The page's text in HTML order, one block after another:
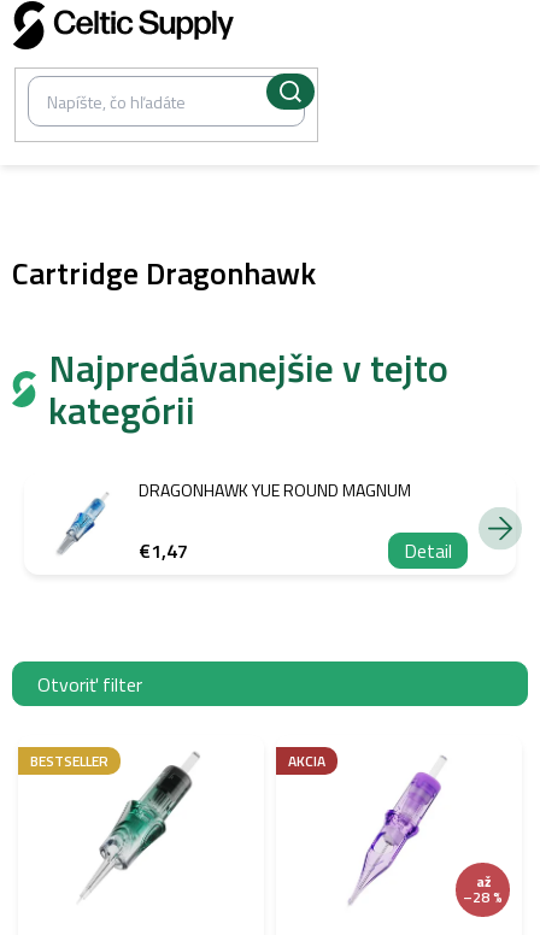
Prejsť
na
obsah
Cartridge Dragonhawk
Najpredávanejšie v tejto
kategórii
DRAGONHAWK YUE ROUND MAGNUM
€1,47 Detail
Otvoriť filter
V
ý BESTSELLER AKCIA
až
–28 %